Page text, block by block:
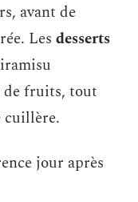
avant de
Les desserts
de fruits, tout
cuillère.
jour après